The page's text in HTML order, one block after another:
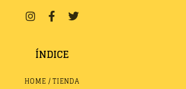
ÍNDICE
HOME / TIENDA